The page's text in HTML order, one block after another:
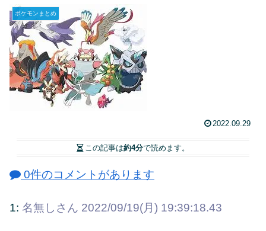
ポケモンまとめ
2022.09.29
この記事は約4分で読めます。
0件のコメントがあります
1: 名無しさん 2022/09/19(月) 19:39:18.43